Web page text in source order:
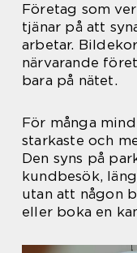
Företag som
tjänar på att
arbetar.
närvarande
bara på nätet.
För många
starkaste och
Den syns på
kundbesök,
utan att någon
eller boka en